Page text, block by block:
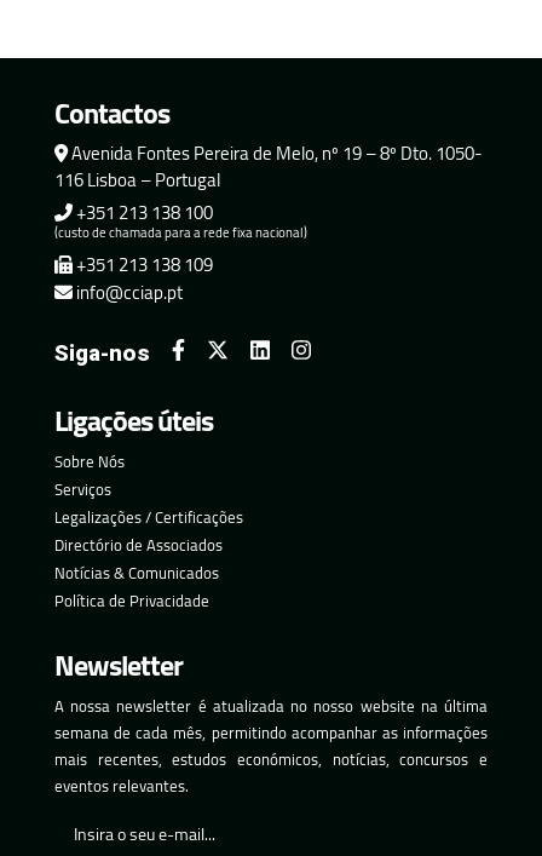
Contactos
Avenida Fontes Pereira de Melo, nº 19 – 8º Dto. 1050-
116 Lisboa – Portugal
+351 213 138 100
(custo de chamada para a rede fixa nacional)
+351 213 138 109
info@cciap.pt
Siga-nos
Ligações úteis
Sobre Nós
Serviços
Legalizações / Certificações
Directório de Associados
Notícias & Comunicados
Política de Privacidade
Newsletter
A nossa newsletter é atualizada no nosso website na última
semana de cada mês, permitindo acompanhar as informações
mais recentes, estudos económicos, notícias, concursos e
eventos relevantes.